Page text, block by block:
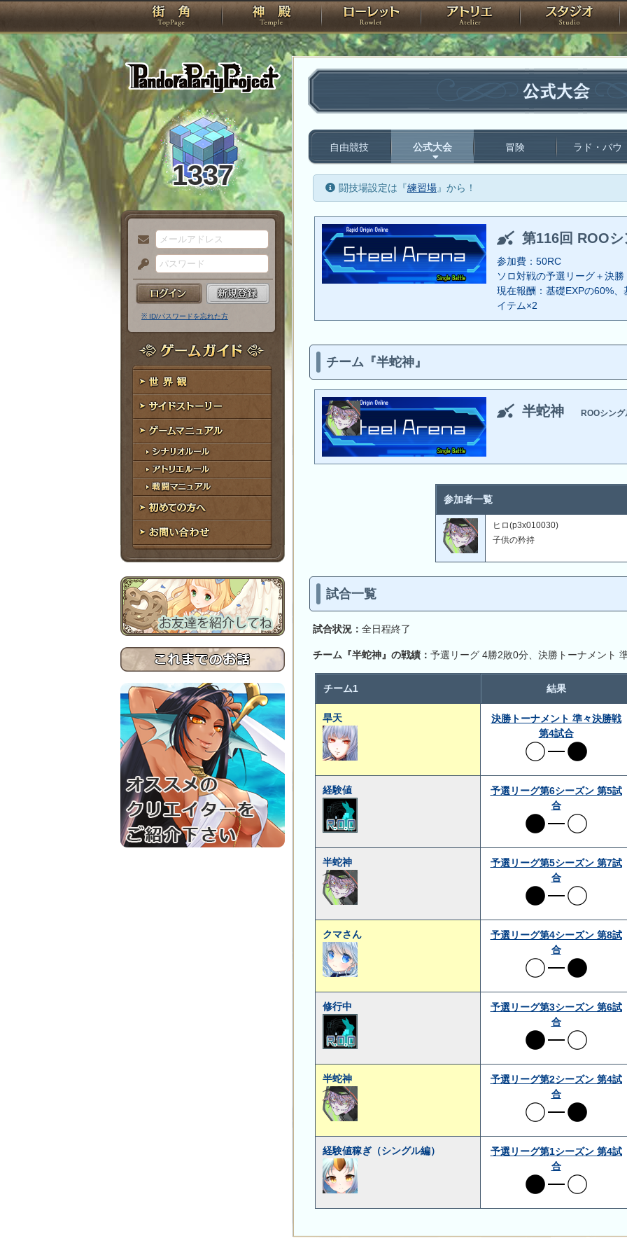
PandoraPartyProject
TOP 神殿 ローレット アトリエ
1337
メ
ー
ル
ア
ド
レ
ス
パ
ス
ー
ド
※ ID/パスワードを忘れた方
ゲームガイド
世界観
サイドストーリー
ゲームマニュアル
シナリオルール
アトリエルール
戦闘マニュアル
初めての方へ
お問い合わせ
公式大会
自由競技 公式大会 冒険 ラド・バウ
闘技場設定は『練習場』から！
第116回 ROO
参加費：50RC
ソロ対戦の予選リーグ＋決
現在報酬：基礎EXPの60%
イテム×2
チーム『半蛇神』
半蛇神 ROOシン
参加者一覧
ヒロ(p3x010030)
子供の矜持
試合一覧
試合状況： 全日程終了
チーム『半蛇神』の戦績： 予選リーグ 4勝2敗0分、決勝トーナメント
チーム1 結果
旱天
決勝トーナメント 準々決勝戦
第4試合
経験値
予選リーグ第6シーズン 第5試
合
半蛇神
予選リーグ第5シーズン 第7試
合
クマさん
予選リーグ第4シーズン 第8試
合
修行中
予選リーグ第3シーズン 第6試
合
半蛇神
予選リーグ第2シーズン 第4試
合
経験値稼ぎ（シングル編）
予選リーグ第1シーズン 第4試
合